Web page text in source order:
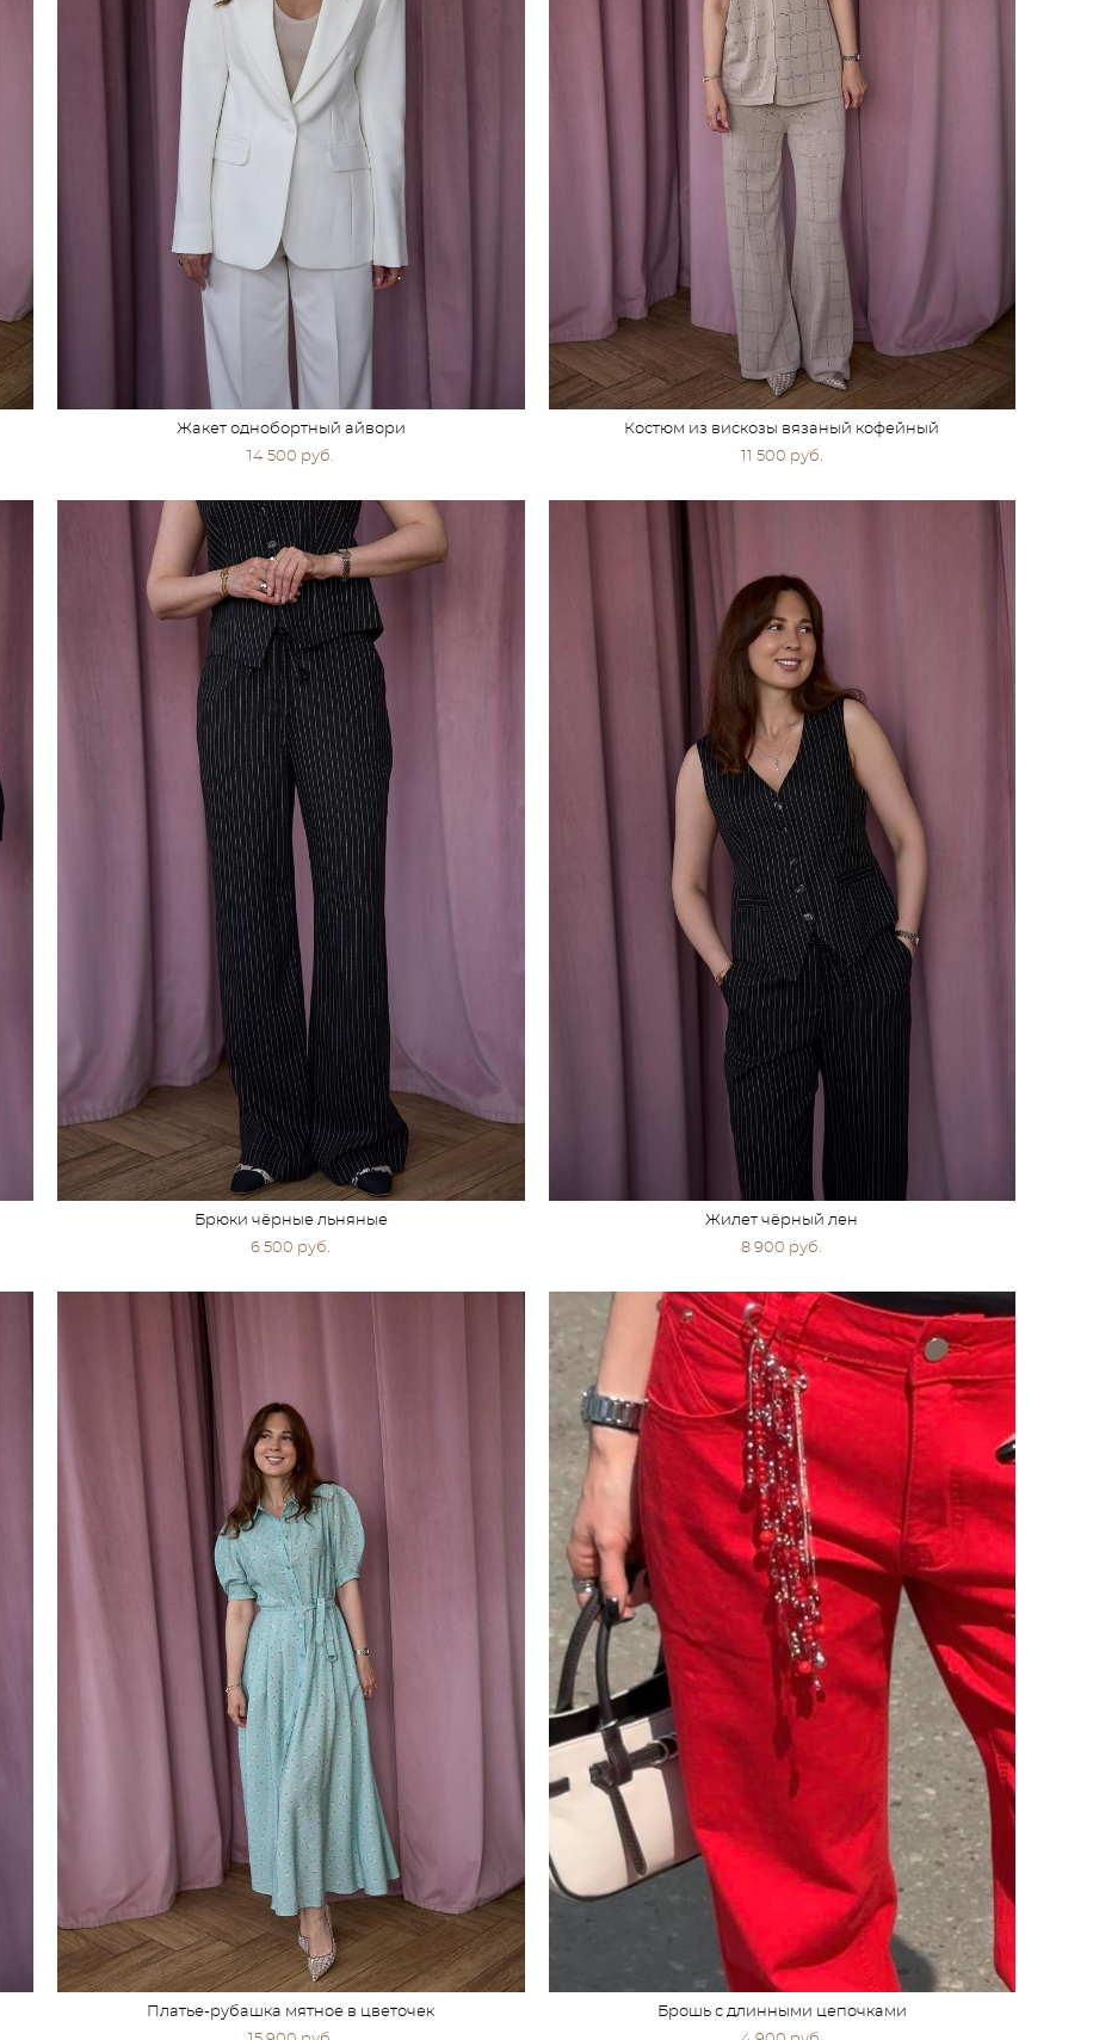
Жакет однобортный айвори
14 500 pуб.
Костюм из вискозы вязаный кофейный
11 500 pуб.
Брюки чёрные льняные
6 500 pуб.
Жилет чёрный лен
8 900 pуб.
Платье-рубашка мятное в цветочек
Брошь с длинными цепочками